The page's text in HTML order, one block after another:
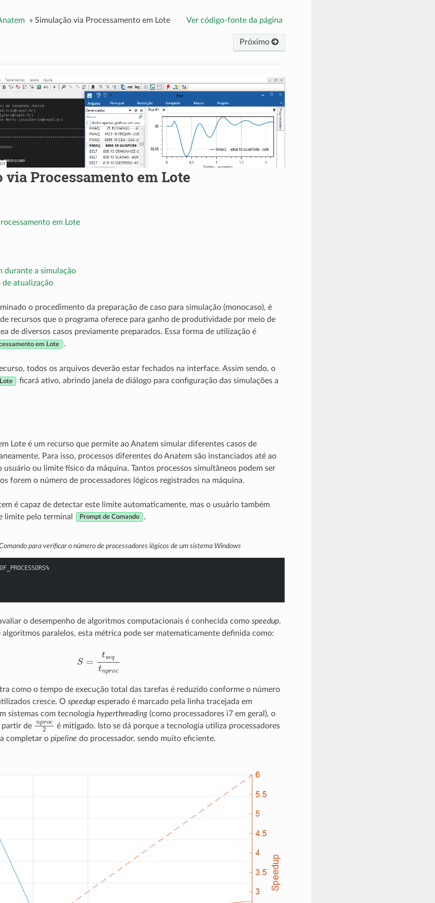
» Simulação via Processamento em Lote Ver código-fonte da página
Próximo
via Processamento em Lote
em Lote
durante a simulação
de atualização
o procedimento da preparação de caso para simulação (monocaso), é
recursos que o programa oferece para ganho de produtividade por meio de
de diversos casos previamente preparados. Essa forma de utilização é
em Lote .
todos os arquivos deverão estar fechados na interface. Assim sendo, o
Lote
ficará ativo, abrindo janela de diálogo para configuração das simulações a
Lote é um recurso que permite ao Anatem simular diferentes casos de
Para isso, processos diferentes do Anatem são instanciados até ao
usuário ou limite físico da máquina. Tantos processos simultâneos podem ser
forem o número de processadores lógicos registrados na máquina.
é capaz de detectar este limite automaticamente, mas o usuário também
limite pelo terminal
Prompt de Comando .
para verificar o número de processadores lógicos de um sistema Windows
o desempenho de algoritmos computacionais é conhecida como speedup.
algoritmos paralelos, esta métrica pode ser matematicamente definida como:
tn
como o tempo de execução total das tarefas é reduzido conforme o número
cresce. O speedupesperado é marcado pela linha tracejada em
sistemas com tecnologia hyperthreading(como processadores i7 em geral), o
partir de npro c2
é mitigado. Isto se dá porque a tecnologia utiliza processadores
completar o pipeline do processador, sendo muito eficiente.